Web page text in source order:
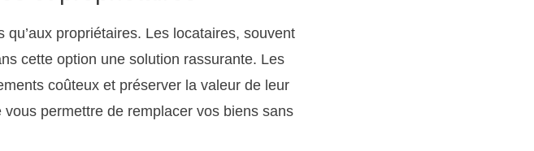
propriétaires. Les locataires, souvent
cette option une solution rassurante. Les
coûteux et préserver la valeur de leur
permettre de remplacer vos biens sans